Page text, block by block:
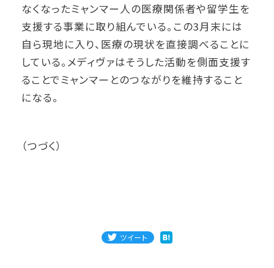
なくなったミャンマー人の医療関係者や留学生を
支援する事業に取り組んでいる。この3月末には
自ら現地に入り、医療の現状を直接調べることに
している。メディヴァはそうした活動を側面支援す
ることでミャンマーとのつながりを維持すること
になる。
（つづく）
ツイート